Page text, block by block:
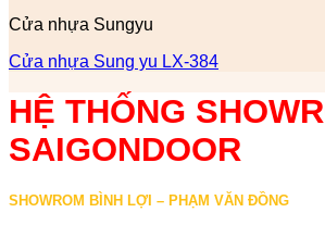
Cửa nhựa Sungyu
Cửa nhựa Sung yu LX-384
HỆ THỐNG
SAIGONDOOR
SHOWROM BÌNH LỢI – PHẠM VĂN ĐỒNG